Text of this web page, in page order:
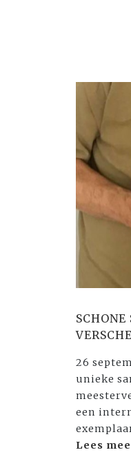
26
unieke
een
Lees